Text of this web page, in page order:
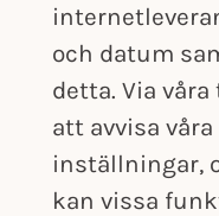
och datum
detta. Via
att avvisa våra
inställningar,
kan vissa